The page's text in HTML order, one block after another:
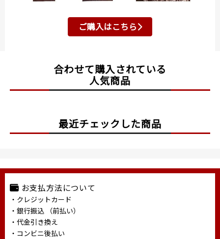
ご購入はこちら
合わせて購入されている
人気商品
最近チェックした商品
お支払方法について
・クレジットカード
・銀行振込 （前払い）
・代金引き換え
・コンビニ後払い